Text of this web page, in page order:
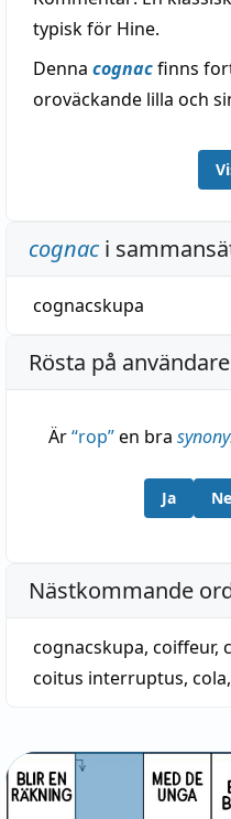
typisk för Hine.
Denna cognacfinns
oroväckande lilla och
cognac i
cognacskupa
Rösta på
Är“rop”en bra
Ja
Nästkommande
cognacskupa, coiffeur,
coitus interruptus, cola,